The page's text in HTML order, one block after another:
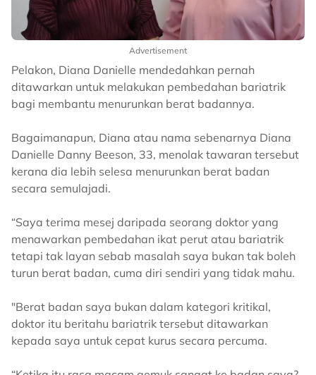
Advertisement
Pelakon, Diana Danielle mendedahkan pernah
ditawarkan untuk melakukan pembedahan bariatrik
bagi membantu menurunkan berat badannya.
Bagaimanapun, Diana atau nama sebenarnya Diana
Danielle Danny Beeson, 33, menolak tawaran tersebut
kerana dia lebih selesa menurunkan berat badan
secara semulajadi.
“Saya terima mesej daripada seorang doktor yang
menawarkan pembedahan ikat perut atau bariatrik
tetapi tak layan sebab masalah saya bukan tak boleh
turun berat badan, cuma diri sendiri yang tidak mahu.
"Berat badan saya bukan dalam kategori kritikal,
doktor itu beritahu bariatrik tersebut ditawarkan
kepada saya untuk cepat kurus secara percuma.